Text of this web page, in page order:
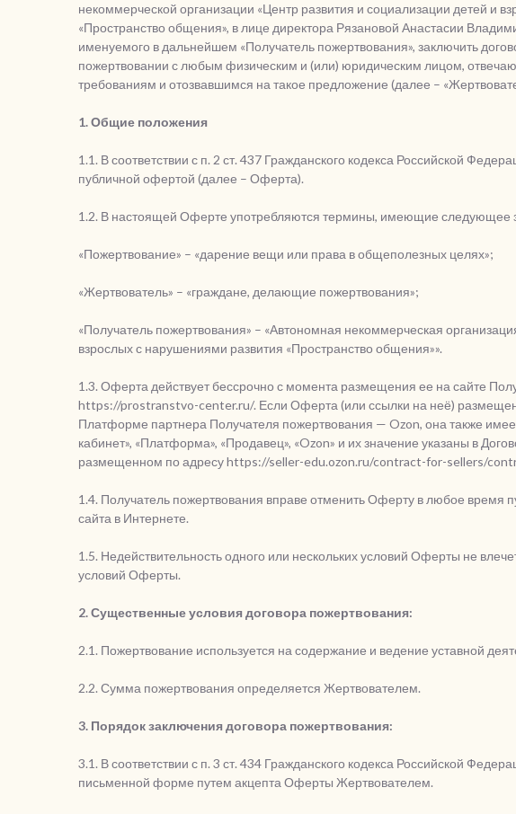
некоммерческой организации «Центр развития и социализации детей и
«Пространство общения», в лице директора Рязановой Анастасии
именуемого в дальнейшем «Получатель пожертвования», заключить
пожертвовании с любым физическим и (или) юридическим лицом,
требованиям и отозвавшимся на такое предложение (далее –
1. Общие положения
1.1. В соответствии с п. 2 ст. 437 Гражданского кодекса Российской
публичной офертой (далее – Оферта).
1.2. В настоящей Оферте употребляются термины, имеющие следующее
«Пожертвование» – «дарение вещи или права в общеполезных целях»;
«Жертвователь» – «граждане, делающие пожертвования»;
«Получатель пожертвования» – «Автономная некоммерческая
взрослых с нарушениями развития «Пространство общения»».
1.3. Оферта действует бессрочно с момента размещения ее на сайте
https://prostranstvo-center.ru/. Если Оферта (или ссылки на неё)
Платформе партнера Получателя пожертвования — Ozon, она также
кабинет», «Платформа», «Продавец», «Ozon» и их значение указаны в
размещенном по адресу https://seller-edu.ozon.ru/contract-for-sellers/
1.4. Получатель пожертвования вправе отменить Оферту в любое время
сайта в Интернете.
1.5. Недействительность одного или нескольких условий Оферты не
условий Оферты.
2. Существенные условия договора пожертвования:
2.1. Пожертвование используется на содержание и ведение уставной
2.2. Сумма пожертвования определяется Жертвователем.
3. Порядок заключения договора пожертвования:
3.1. В соответствии с п. 3 ст. 434 Гражданского кодекса Российской
письменной форме путем акцепта Оферты Жертвователем.